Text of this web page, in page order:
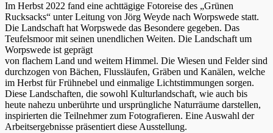
Im Herbst 2022 fand eine achttägige Fotoreise des „Grünen
Rucksacks“ unter Leitung von Jörg Weyde nach Worpswede statt.
Die Landschaft hat Worpswede das Besondere gegeben. Das
Teufelsmoor mit seinen unendlichen Weiten. Die Landschaft um
Worpswede ist geprägt
von flachem Land und weitem Himmel. Die Wiesen und Felder sind
durchzogen von Bächen, Flussläufen, Gräben und Kanälen, welche
im Herbst für Frühnebel und einmalige Lichtstimmungen sorgen.
Diese Landschaften, die sowohl Kulturlandschaft, wie auch bis
heute nahezu unberührte und ursprüngliche Naturräume darstellen,
inspirierten die Teilnehmer zum Fotografieren. Eine Auswahl der
Arbeitsergebnisse präsentiert diese Ausstellung.